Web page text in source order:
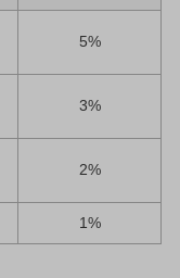
5%
3%
2%
1%